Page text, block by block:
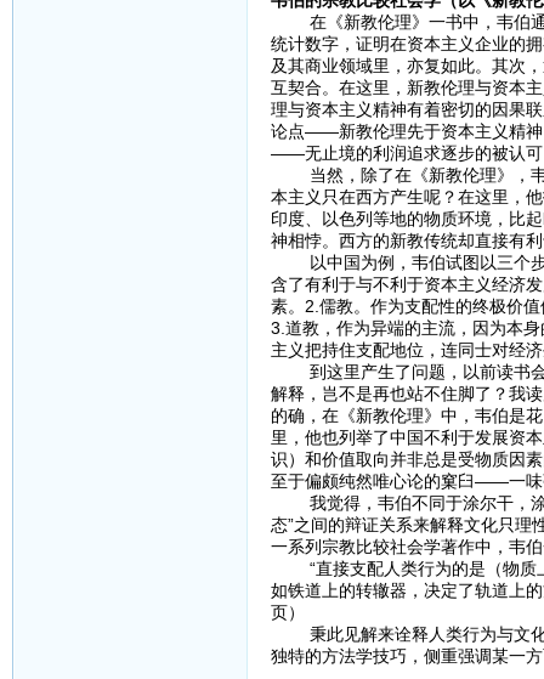
在《新教伦理》一书中，韦伯通
统计数字，证明在资本主义企业的
及其商业领域里，亦复如此。其次
互契合。在这里，新教伦理与资本
理与资本主义精神有着密切的因果
论点——新教伦理先于资本主义精
——无止境的利润追求逐步的被认可
当然，除了在《新教伦理》，韦
本主义只在西方产生呢？在这里，
印度、以色列等地的物质环境，比
神相悖。西方的新教传统却直接有
以中国为例，韦伯试图以三个步
含了有利于与不利于资本主义经济
素。2.儒教。作为支配性的终极价
3.道教，作为异端的主流，因为本
主义把持住支配地位，连同士对经
到这里产生了问题，以前读书会
解释，岂不是再也站不住脚了？我
的确，在《新教伦理》中，韦伯是
里，他也列举了中国不利于发展资
识）和价值取向并非总是受物质因
至于偏颇纯然唯心论的窠臼——一
我觉得，韦伯不同于涂尔干，涂尔
态”之间的辩证关系来解释文化只理
一系列宗教比较社会学著作中，韦
“直接支配人类行为的是（物质上
如铁道上的转辙器，决定了轨道上
页）
秉此见解来诠释人类行为与文化
独特的方法学技巧，侧重强调某一